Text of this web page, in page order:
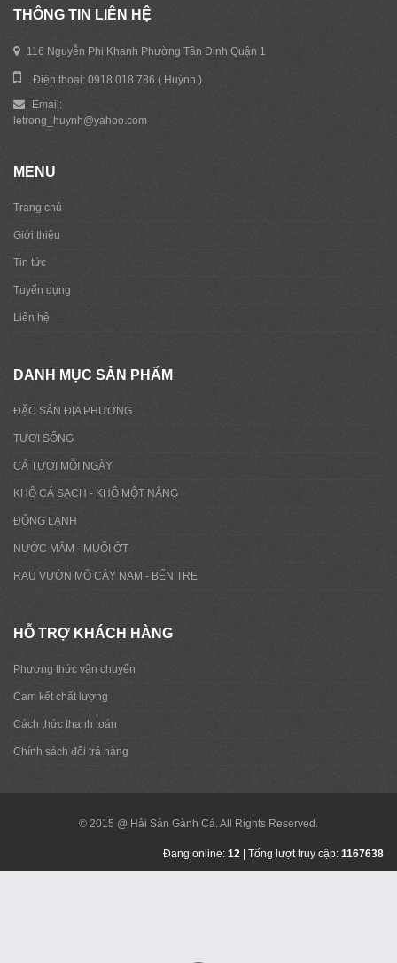
THÔNG TIN LIÊN HỆ
116 Nguyễn Phi Khanh Phường Tân Định Quận 1
Điện thoại: 0918 018 786 ( Huỳnh )
Email:
letrong_huynh@yahoo.com
MENU
Trang chủ
Giới thiệu
Tin tức
Tuyển dụng
Liên hệ
DANH MỤC SẢN PHẨM
ĐẶC SẢN ĐỊA PHƯƠNG
TƯƠI SỐNG
CÁ TƯƠI MỖI NGÀY
KHÔ CÁ SẠCH - KHÔ MỘT NẮNG
ĐÔNG LẠNH
NƯỚC MẮM - MUỐI ỚT
RAU VƯỜN MÕ CÀY NAM - BẾN TRE
HỖ TRỢ KHÁCH HÀNG
Phương thức vận chuyển
Cam kết chất lượng
Cách thức thanh toán
Chính sách đổi trả hàng
© 2015 @ Hải Sản Gành Cá. All Rights Reserved.
Đang online: 12 | Tổng lượt truy cập: 1167638